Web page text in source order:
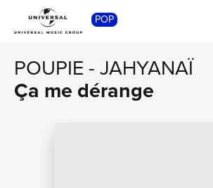
POP
POUPIE-JAHYANAÏ
Ça me dérange
SHOP